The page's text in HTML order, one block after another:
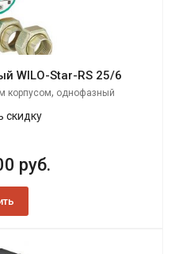
WILO-Star-RS 25/6
корпусом, однофазный
скидку
руб.